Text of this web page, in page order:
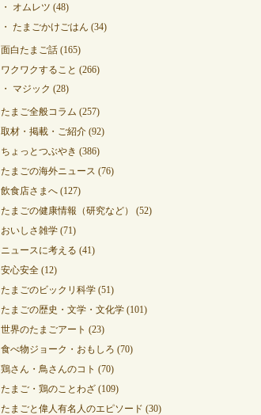
オムレツ (48)
たまごかけごはん (34)
面白たまご話 (165)
ワクワクすること (266)
マジック (28)
たまご全般コラム (257)
取材・掲載・ご紹介 (92)
ちょっとつぶやき (386)
たまごの海外ニュース (76)
飲食店さまへ (127)
たまごの健康情報（研究など）
(52)
おいしさ雑学 (71)
ニュースに考える (41)
安心安全 (12)
たまごのビックリ科学 (51)
たまごの歴史・文学・文化学 (101)
世界のたまごアート (23)
食べ物ジョーク・おもしろ (70)
鶏さん・鳥さんのコト (70)
たまご・鶏のことわざ (109)
たまごと偉人有名人のエピソード (30)